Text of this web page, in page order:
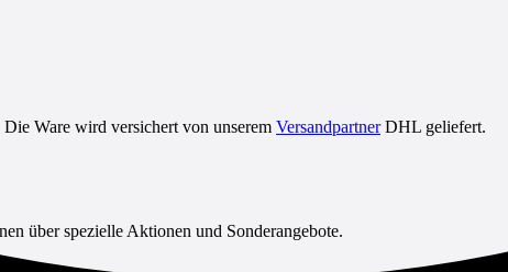
Die Ware wird versichert von unserem VersandpartnerDHL geliefert.
über spezielle Aktionen und Sonderangebote.